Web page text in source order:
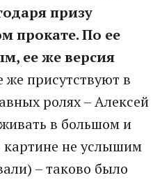
призу
прокате. По ее
ее же версия
присутствуют в
ролях – Алексей
в большом и
картине не услышим
– таково было